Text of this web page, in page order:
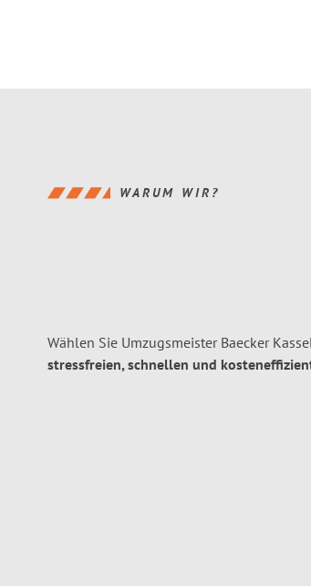
WARUM WIR?
Wählen Sie Umzugsmeister Baecker
stressfreien, schnellen und